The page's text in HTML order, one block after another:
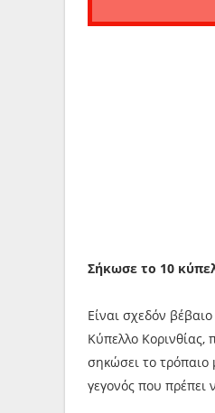
Σήκωσε το 10
Είναι σχεδόν
Κύπελλο Κορινθίας,
σηκώσει το τρόπαιο
γεγονός που πρέπει